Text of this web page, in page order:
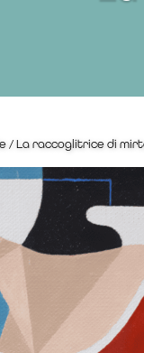
/ La raccoglitrice di